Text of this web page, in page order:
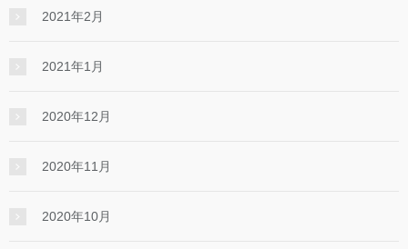
2021年2月
2021年1月
2020年12月
2020年11月
2020年10月